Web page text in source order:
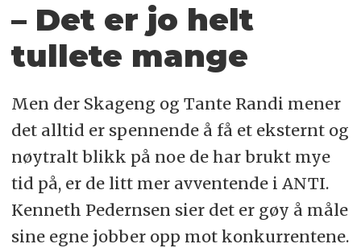
– Det er jo helt
tullete mange
Men der Skageng og Tante Randi mener
det alltid er spennende å få et eksternt og
nøytralt blikk på noe de har brukt mye
tid på, er de litt mer avventende i ANTI.
Kenneth Pedernsen sier det er gøy å måle
sine egne jobber opp mot konkurrentene.